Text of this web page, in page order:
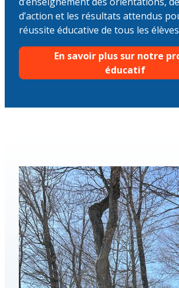
d’action et les résultats attendus
réussite éducative de tous les
En savoir plus sur notre
éducatif